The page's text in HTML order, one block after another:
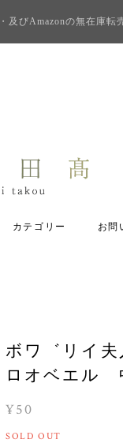
及びAmazonの無在庫転
カテゴリー お問
ボワ゛リイ
ロオベエル
¥50
SOLD OUT